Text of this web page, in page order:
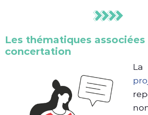
Les thématiques associées à la
concertation
La